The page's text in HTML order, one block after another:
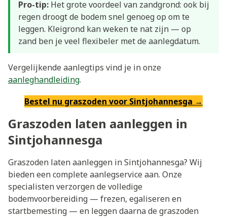
Pro-tip: Het grote voordeel van zandgrond: ook bij
regen droogt de bodem snel genoeg op om te
leggen. Kleigrond kan weken te nat zijn — op
zand ben je veel flexibeler met de aanlegdatum.
Vergelijkende aanlegtips vind je in onze
aanleghandleiding.
Bestel nu graszoden voor Sintjohannesga →
Graszoden laten aanleggen in
Sintjohannesga
Graszoden laten aanleggen in Sintjohannesga? Wij
bieden een complete aanlegservice aan. Onze
specialisten verzorgen de volledige
bodemvoorbereiding — frezen, egaliseren en
startbemesting — en leggen daarna de graszoden